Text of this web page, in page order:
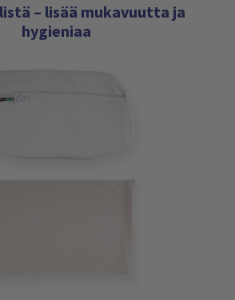
– lisää mukavuutta ja
hygieniaa